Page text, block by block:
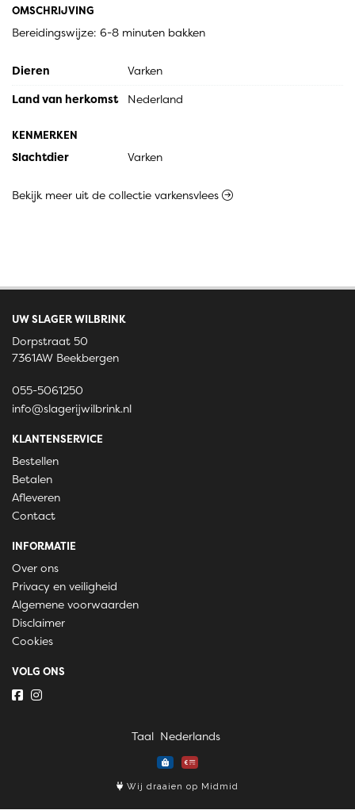
OMSCHRIJVING
Bereidingswijze: 6-8 minuten bakken
Dieren
Varken
Land van herkomst
Nederland
KENMERKEN
Slachtdier Varken
Bekijk meer uit de collectie varkensvlees
UW SLAGER WILBRINK
Dorpstraat 50
7361AW Beekbergen
055-5061250
info@slagerijwilbrink.nl
KLANTENSERVICE
Bestellen
Betalen
Afleveren
Contact
INFORMATIE
Over ons
Privacy en veiligheid
Algemene voorwaarden
Disclaimer
Cookies
VOLG ONS
Taal
Wij draaien op Midmid